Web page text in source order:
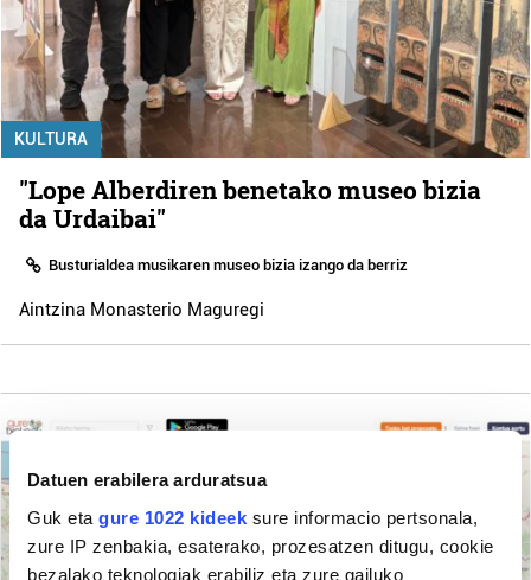
Datuen erabilera arduratsua
Guk eta gure 1022 kideek sure informacio pertsonala,
zure IP zenbakia, esaterako, prozesatzen ditugu, cookie
bezalako teknologiak erabiliz eta zure gailuko
KULTURA
"Lope Alberdiren benetako museo bizia
da Urdaibai"
Busturialdea musikaren museo bizia izango da berriz
Aintzina Monasterio Maguregi